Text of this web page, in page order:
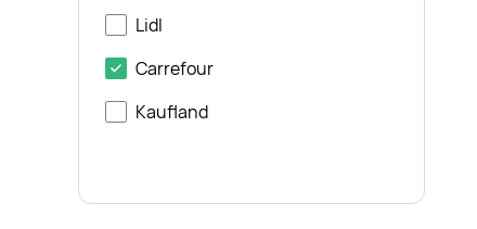
Lidl
Carrefour
Kaufland